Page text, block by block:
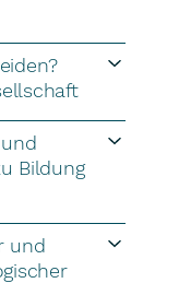
Bildung
und